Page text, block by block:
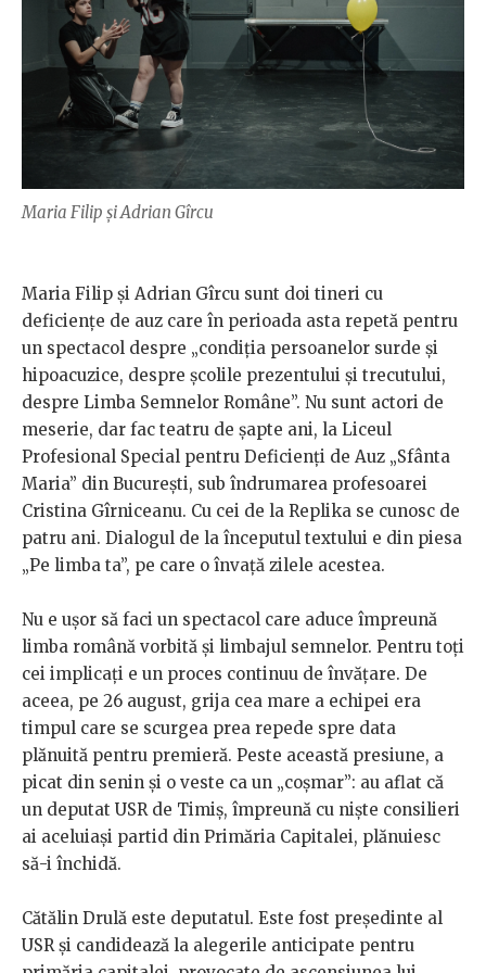
Maria Filip și Adrian Gîrcu
Maria Filip și Adrian Gîrcu sunt doi tineri cu
deficiențe de auz care în perioada asta repetă pentru
un spectacol despre „condiția persoanelor surde și
hipoacuzice, despre școlile prezentului și trecutului,
despre Limba Semnelor Române”. Nu sunt actori de
meserie, dar fac teatru de șapte ani, la Liceul
Profesional Special pentru Deficienți de Auz „Sfânta
Maria” din București, sub îndrumarea profesoarei
Cristina Gîrniceanu. Cu cei de la Replika se cunosc de
patru ani. Dialogul de la începutul textului e din piesa
„Pe limba ta”, pe care o învață zilele acestea.
Nu e ușor să faci un spectacol care aduce împreună
limba română vorbită și limbajul semnelor. Pentru toți
cei implicați e un proces continuu de învățare. De
aceea, pe 26 august, grija cea mare a echipei era
timpul care se scurgea prea repede spre data
plănuită pentru premieră. Peste această presiune, a
picat din senin și o veste ca un „coșmar”: au aflat că
un deputat USR de Timiș, împreună cu niște consilieri
ai aceluiași partid din Primăria Capitalei, plănuiesc
să-i închidă.
Cătălin Drulă este deputatul. Este fost președinte al
USR și candidează la alegerile anticipate pentru